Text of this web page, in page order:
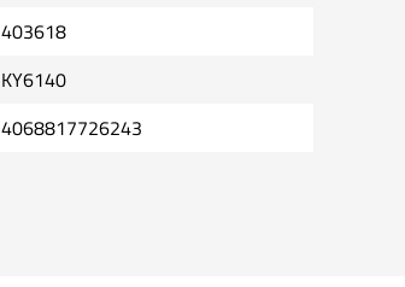
403618
KY6140
4068817726243